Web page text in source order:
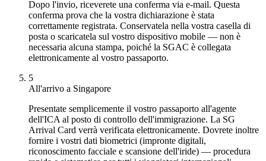
Dopo l'invio, riceverete una conferma via e-mail. Questa
conferma prova che la vostra dichiarazione è stata
correttamente registrata. Conservatela nella vostra casella di
posta o scaricatela sul vostro dispositivo mobile — non è
necessaria alcuna stampa, poiché la SGAC è collegata
elettronicamente al vostro passaporto.
5
All'arrivo a Singapore
Presentate semplicemente il vostro passaporto all'agente
dell'ICA al posto di controllo dell'immigrazione. La SG
Arrival Card verrà verificata elettronicamente. Dovrete inoltre
fornire i vostri dati biometrici (impronte digitali,
riconoscimento facciale e scansione dell'iride) — procedura